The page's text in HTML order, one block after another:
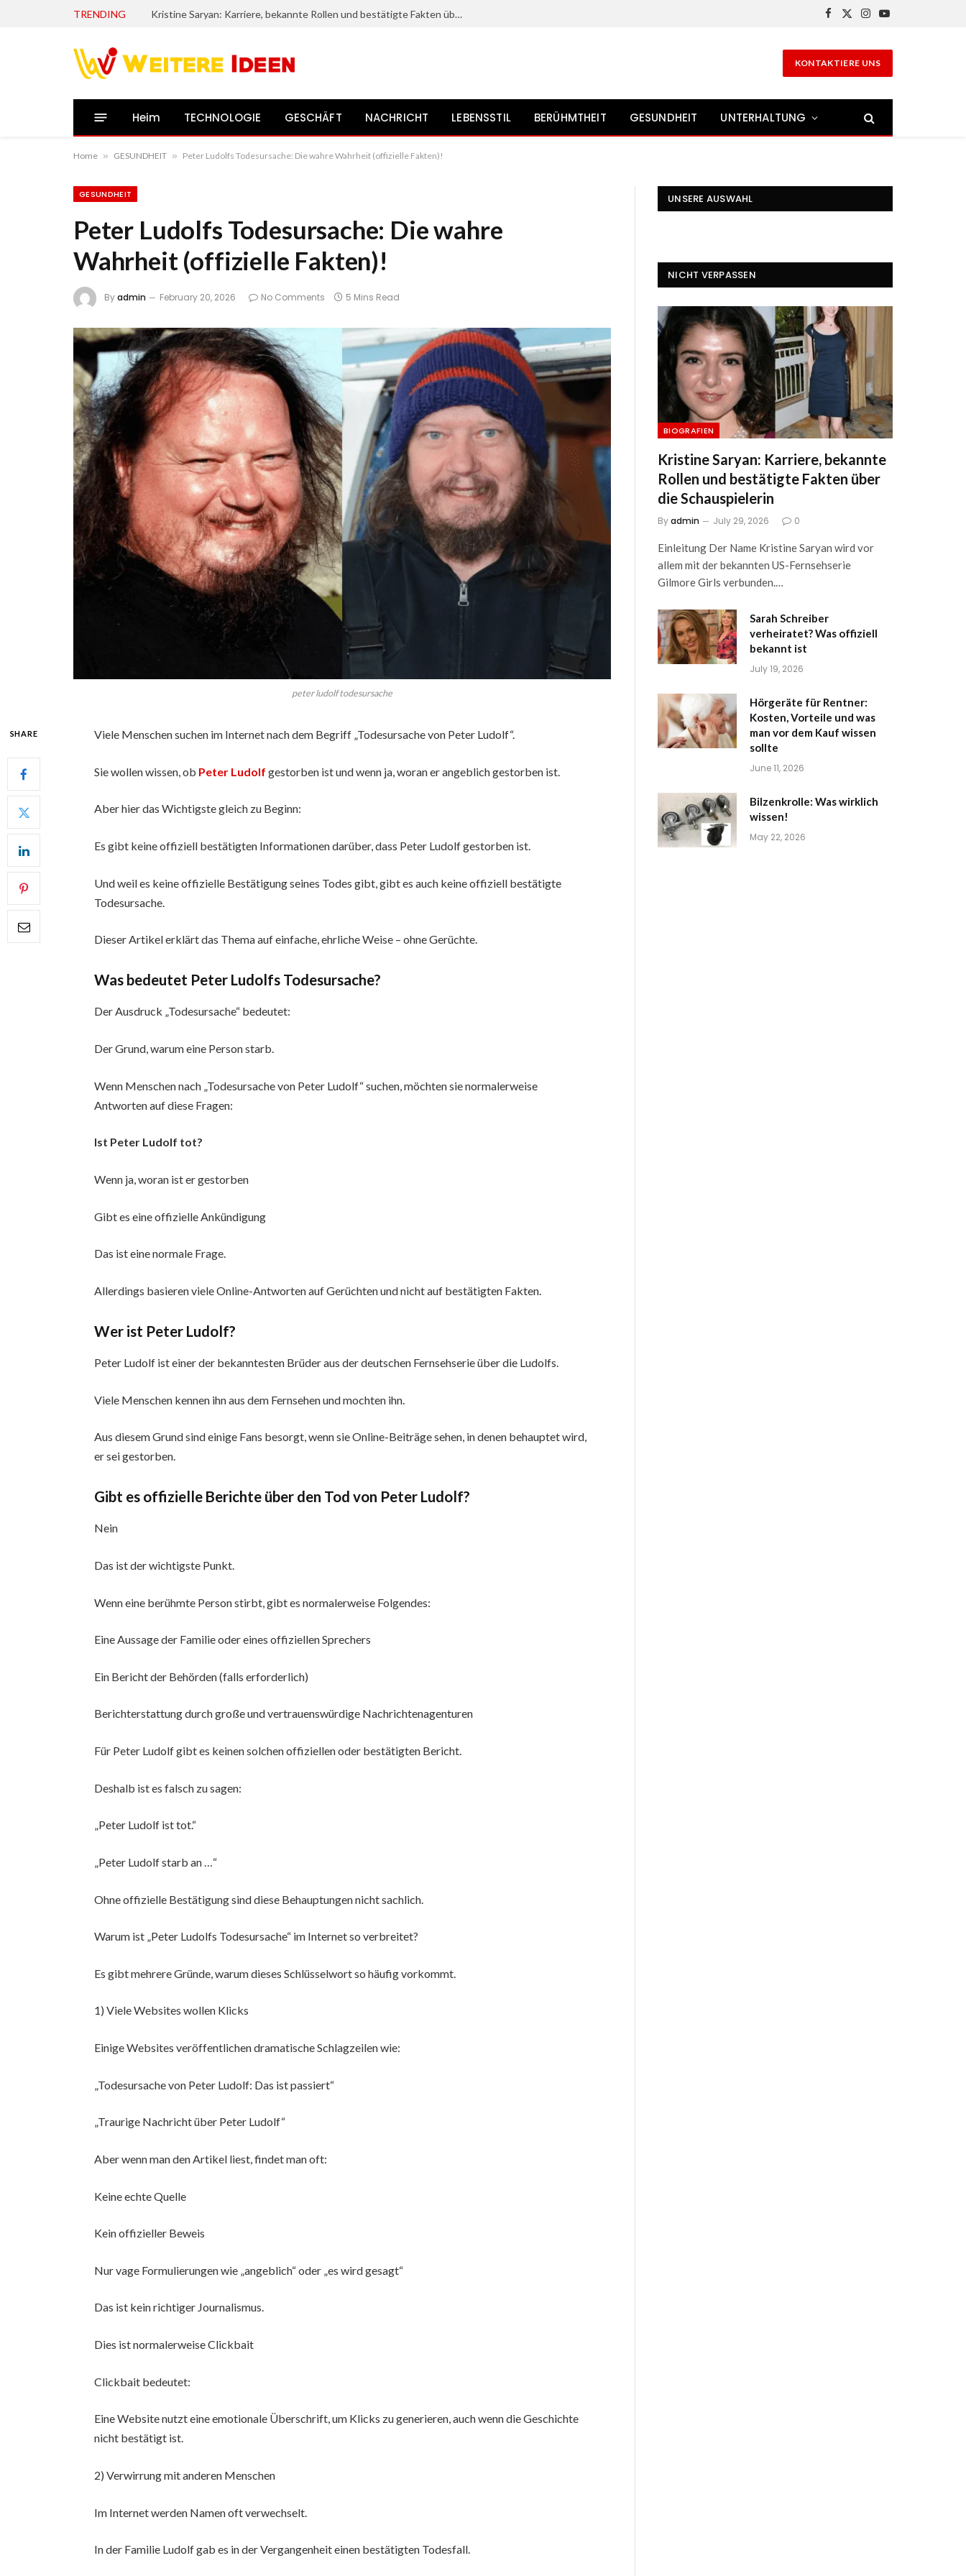
TRENDING Kristine Saryan: Karriere, bekannte Rollen und bestätigte Fakten über die Schauspielerin
Facebook
X
Instagram
YouTube
KONTAKTIERE UNS
Heim TECHNOLOGIE GESCHÄFT NACHRICHT LEBENSSTIL BERÜHMTHEIT GESUNDHEIT UNTERHALTUNG
Home » GESUNDHEIT » Peter Ludolfs Todesursache: Die wahre Wahrheit (offizielle Fakten)!
GESUNDHEIT
Peter Ludolfs Todesursache: Die wahre
Wahrheit (offizielle Fakten)!
Byadmin February 20, 2026 No Comments 5 Mins Read
peter ludolf todesursache
SHARE Viele Menschen suchen im Internet nach dem Begriff „Todesursache von Peter Ludolf“.
Sie wollen wissen, ob Peter Ludolf gestorben ist und wenn ja, woran er angeblich gestorben ist.
Aber hier das Wichtigste gleich zu Beginn:
Es gibt keine offiziell bestätigten Informationen darüber, dass Peter Ludolf gestorben ist.
Und weil es keine offizielle Bestätigung seines Todes gibt, gibt es auch keine offiziell bestätigte
Todesursache.
Dieser Artikel erklärt das Thema auf einfache, ehrliche Weise – ohne Gerüchte.
Was bedeutet Peter Ludolfs Todesursache?
Der Ausdruck „Todesursache“ bedeutet:
Der Grund, warum eine Person starb.
Wenn Menschen nach „Todesursache von Peter Ludolf“ suchen, möchten sie normalerweise
Antworten auf diese Fragen:
Ist Peter Ludolf tot?
Wenn ja, woran ist er gestorben
Gibt es eine offizielle Ankündigung
Das ist eine normale Frage.
Allerdings basieren viele Online-Antworten auf Gerüchten und nicht auf bestätigten Fakten.
Wer ist Peter Ludolf?
Peter Ludolf ist einer der bekanntesten Brüder aus der deutschen Fernsehserie über die Ludolfs.
Viele Menschen kennen ihn aus dem Fernsehen und mochten ihn.
Aus diesem Grund sind einige Fans besorgt, wenn sie Online-Beiträge sehen, in denen behauptet wird,
er sei gestorben.
Gibt es offizielle Berichte über den Tod von Peter Ludolf?
Nein
Das ist der wichtigste Punkt.
Wenn eine berühmte Person stirbt, gibt es normalerweise Folgendes:
Eine Aussage der Familie oder eines offiziellen Sprechers
Ein Bericht der Behörden (falls erforderlich)
Berichterstattung durch große und vertrauenswürdige Nachrichtenagenturen
Für Peter Ludolf gibt es keinen solchen offiziellen oder bestätigten Bericht.
Deshalb ist es falsch zu sagen:
„Peter Ludolf ist tot.“
„Peter Ludolf starb an …“
Ohne offizielle Bestätigung sind diese Behauptungen nicht sachlich.
Warum ist „Peter Ludolfs Todesursache“ im Internet so verbreitet?
Es gibt mehrere Gründe, warum dieses Schlüsselwort so häufig vorkommt.
1) Viele Websites wollen Klicks
Einige Websites veröffentlichen dramatische Schlagzeilen wie:
„Todesursache von Peter Ludolf: Das ist passiert“
„Traurige Nachricht über Peter Ludolf“
Aber wenn man den Artikel liest, findet man oft:
Keine echte Quelle
Kein offizieller Beweis
Nur vage Formulierungen wie „angeblich“ oder „es wird gesagt“
Das ist kein richtiger Journalismus.
Dies ist normalerweise Clickbait
Clickbait bedeutet:
Eine Website nutzt eine emotionale Überschrift, um Klicks zu generieren, auch wenn die Geschichte
nicht bestätigt ist.
2) Verwirrung mit anderen Menschen
Im Internet werden Namen oft verwechselt.
In der Familie Ludolf gab es in der Vergangenheit einen bestätigten Todesfall.
UNSERE AUSWAHL
NICHT VERPASSEN
BIOGRAFIEN
Kristine Saryan: Karriere, bekannte
Rollen und bestätigte Fakten über
die Schauspielerin
Byadmin July 29, 2026 0
Einleitung Der Name Kristine Saryan wird vor
allem mit der bekannten US-Fernsehserie
Gilmore Girls verbunden.…
Sarah Schreiber
verheiratet? Was offiziell
bekannt ist
July 19, 2026
Hörgeräte für Rentner:
Kosten, Vorteile und was
man vor dem Kauf wissen
sollte
June 11, 2026
Bilzenkrolle: Was wirklich
wissen!
May 22, 2026